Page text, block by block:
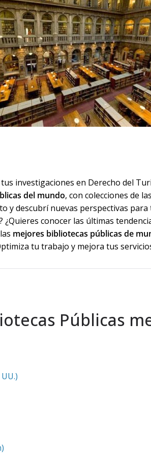
investigaciones en Derecho del
del mundo, con colecciones de
y descubrí nuevas perspectivas
¿Quieres conocer las últimas
mejores bibliotecas públicas de
tu trabajo y mejora tus
Públicas